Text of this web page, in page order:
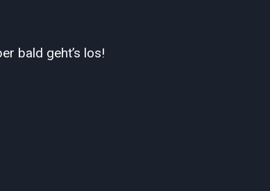
bald geht’s los!